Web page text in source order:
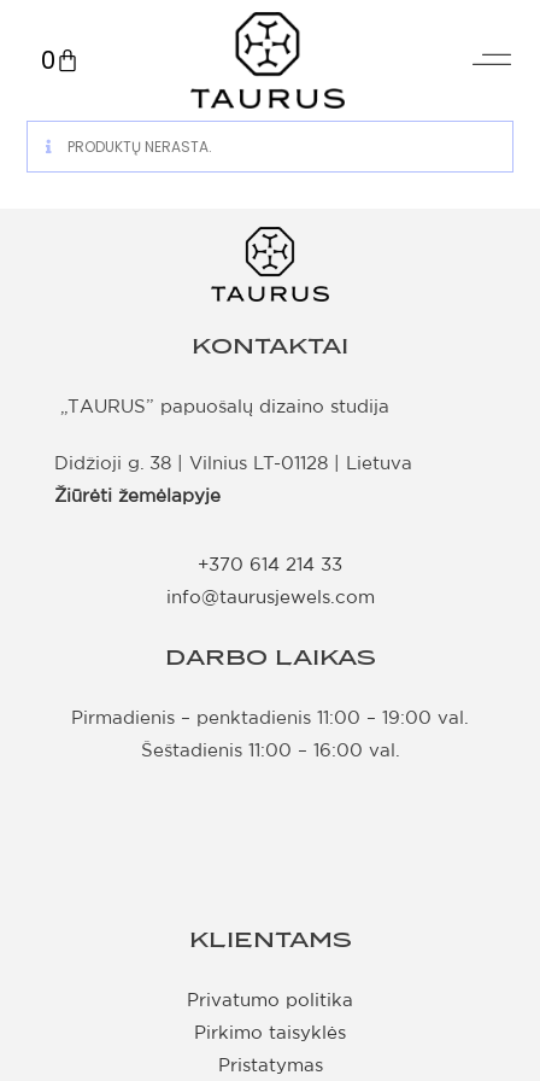
0
PRODUKTŲ NERASTA.
KONTAKTAI
„TAURUS” papuošalų dizaino studija
Didžioji g. 38 | Vilnius LT-01128 | Lietuva
Žiūrėti žemėlapyje
+370 614 214 33
info@taurusjewels.com
DARBO LAIKAS
Pirmadienis – penktadienis 11:00 – 19:00 val.
Šeštadienis 11:00 – 16:00 val.
KLIENTAMS
Privatumo politika
Pirkimo taisyklės
Pristatymas